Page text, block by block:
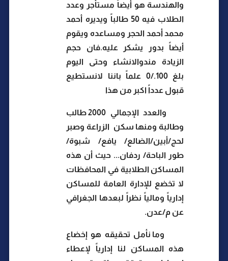
والهندسة هو أيضاً مستأجر وعدد
الطلاب فيه 50 طالباً ويديره أحمد
محمد أحمد الحجر ومساعده ويقوم
أيضاً بدور يشكر عليه.فان حجم
الزيادة مندوالانشاء وحتى اليوم
بلغ 100./0 علماً باننا لانستطيع
قبول عدداً اكبر من هذا
والعدد الإجمالي 2000 طالب
وطالبة ومنها سكن الزراعة وصبر
لحج/أبين/الضالع/ يافع/ شبوة/
طور الباحة/ ردفان... حيث أن هذه
المساكن الطلابية في المحافظات
لا تخضع للإدارة العامة للمساكن
إدارياً ومالياً نظراً لبعدها الجغرافي
عن م/عدن.
وما نأمل تحقيقه هو إخضاع
هذه المساكن لنا إدارياً لإعطاء